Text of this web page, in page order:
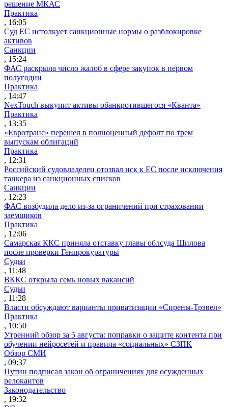
решение МКАС
Практика
, 16:05
Суд ЕС истолкует санкционные нормы о разблокировке
активов
Санкции
, 15:24
ФАС раскрыла число жалоб в сфере закупок в первом
полугодии
Практика
, 14:47
NexTouch выкупит активы обанкротившегося «Кванта»
Практика
, 13:35
«Евротранс» перешел в полноценный дефолт по трем
выпускам облигаций
Практика
, 12:31
Российский судовладелец отозвал иск к ЕС после исключения
танкера из санкционных списков
Санкции
, 12:23
ФАС возбудила дело из-за ограничений при страховании
заемщиков
Практика
, 12:06
Самарская ККС приняла отставку главы облсуда Шилова
после проверки Генпрокуратуры
Судьи
, 11:48
ВККС открыла семь новых вакансий
Судьи
, 11:28
Власти обсуждают варианты приватизации «Сирены-Трэвел»
Практика
, 10:50
Утренний обзор за 5 августа: поправки о защите контента при
обучении нейросетей и правила «социальных» СЗПК
Обзор СМИ
, 09:37
Путин подписал закон об ограничениях для осужденных
релокантов
Законодательство
, 19:32